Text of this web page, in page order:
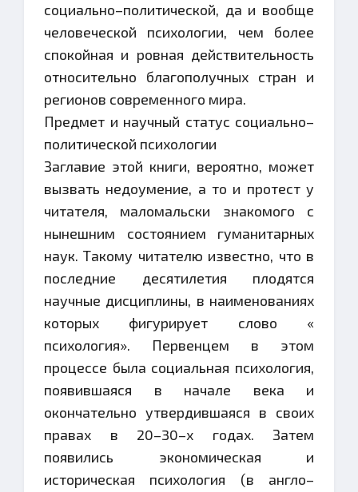
социально–политической, да и вообще
человеческой психологии, чем более
спокойная и ровная действительность
относительно благополучных стран и
регионов современного мира.
Предмет и научный статус социально–
политической психологии
Заглавие этой книги, вероятно, может
вызвать недоумение, а то и протест у
читателя, маломальски знакомого с
нынешним состоянием гуманитарных
наук. Такому читателю известно, что в
последние десятилетия плодятся
научные дисциплины, в наименованиях
которых фигурирует слово «
психология». Первенцем в этом
процессе была социальная психология,
появившаяся в начале века и
окончательно утвердившаяся в своих
правах в 20–30–х годах. Затем
появились экономическая и
историческая психология (в англо–